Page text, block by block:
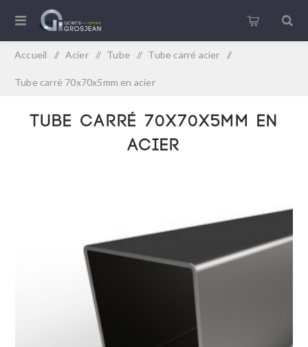
Accueil / Acier / Tube / Tube carré acier /
Tube carré 70x70x5mm en acier
Tube carré 70x70x5mm en
acier